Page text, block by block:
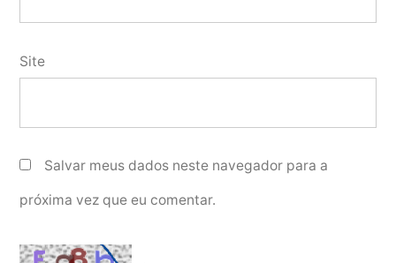
Site
Salvar meus dados neste navegador para a
próxima vez que eu comentar.